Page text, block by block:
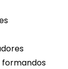
formandos